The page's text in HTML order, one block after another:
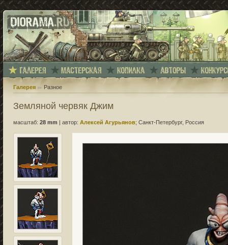
Галерея Разное
Земляной червяк Джим
масштаб: 28 mm автор: Алексей Агурьянов; Санкт-Петербург, Россия